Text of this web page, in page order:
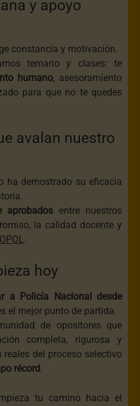
y apoyo
constancia y motivación.
temario y clases: te
humano, asesoramiento
para que no te quedes
avalan nuestro
ha demostrado su eficacia
aprobados entre nuestros
la calidad docente y
.
hoy
a Policía Nacional desde
el mejor punto de partida.
de opositores que
completa, rigurosa y
del proceso selectivo
récord.
tu camino hacia el